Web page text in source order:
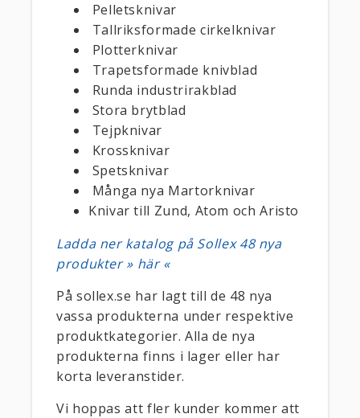
Pelletsknivar
Tallriksformade cirkelknivar
Plotterknivar
Trapetsformade knivblad
Runda industrirakblad
Stora brytblad
Tejpknivar
Krossknivar
Spetsknivar
Många nya Martorknivar
Knivar till Zund, Atom och Aristo
Ladda ner katalog på Sollex 48 nya
produkter » här «
På sollex.se har lagt till de 48 nya
vassa produkterna under respektive
produktkategorier. Alla de nya
produkterna finns i lager eller har
korta leveranstider.
Vi hoppas att fler kunder kommer att